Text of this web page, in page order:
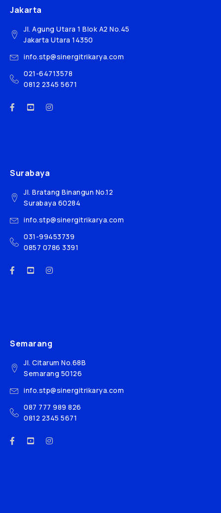
Jakarta
Jl. Agung Utara 1 Blok A2 No.45
Jakarta Utara 14350
info.stp@sinergitrikarya.com
021-64713578
0812 2345 5671
Surabaya
Jl. Bratang Binangun No.12
Surabaya 60284
info.stp@sinergitrikarya.com
031-99453739
0857 0786 3391
Semarang
Jl. Citarum No.68B
Semarang 50126
info.stp@sinergitrikarya.com
087 777 989 826
0812 2345 5671